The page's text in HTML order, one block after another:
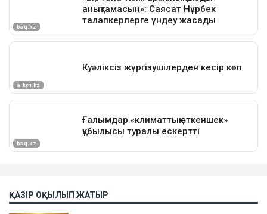
ҚАЗІР ОҚЫЛЫП ЖАТЫР